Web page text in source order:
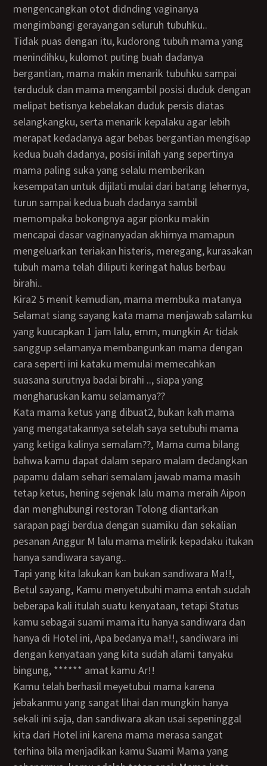
mengencangkan otot didnding vaginanya
mengimbangi gerayangan seluruh tubuhku..
tidak puas dengan itu, kudorong tubuh mama yang
menindihku, kulomot puting buah dadanya
bergantian, mama makin menarik tubuhku sampai
terduduk dan mama mengambil posisi duduk dengan
melipat betisnya kebelakan duduk persis diatas
selangkangku, serta menarik kepalaku agar lebih
merapat kedadanya agar bebas bergantian mengisap
kedua buah dadanya, posisi inilah yang sepertinya
mama paling suka yang selalu memberikan
kesempatan untuk dijilati mulai dari batang lehernya,
turun sampai kedua buah dadanya sambil
memompaka bokongnya agar pionku makin
mencapai dasar vaginanyadan akhirnya mamapun
mengeluarkan teriakan histeris, meregang, kurasakan
tubuh mama telah diliputi keringat halus berbau
birahi..
Kira2 5 menit kemudian, mama membuka matanya
Selamat siang sayang kata mama menjawab salamku
yang kuucapkan 1 jam lalu, emm, mungkin Ar tidak
sanggup selamanya membangunkan mama dengan
cara seperti ini kataku memulai memecahkan
suasana surutnya badai birahi .., siapa yang
mengharuskan kamu selamanya??
kata mama ketus yang dibuat2, bukan kah mama
yang mengatakannya setelah saya setubuhi mama
yang ketiga kalinya semalam??, Mama cuma bilang
bahwa kamu dapat dalam separo malam dedangkan
papamu dalam sehari semalam jawab mama masih
tetap ketus, hening sejenak lalu mama meraih Aipon
dan menghubungi restoran Tolong diantarkan
sarapan pagi berdua dengan suamiku dan sekalian
pesanan Anggur M lalu mama melirik kepadaku itukan
hanya sandiwara sayang..
tapi yang kita lakukan kan bukan sandiwara Ma!!,
Betul sayang, Kamu menyetubuhi mama entah sudah
beberapa kali itulah suatu kenyataan, tetapi Status
kamu sebagai suami mama itu hanya sandiwara dan
hanya di Hotel ini, Apa bedanya ma!!, sandiwara ini
dengan kenyataan yang kita sudah alami tanyaku
bingung, ****** amat kamu Ar!!
Kamu telah berhasil meyetubui mama karena
jebakanmu yang sangat lihai dan mungkin hanya
sekali ini saja, dan sandiwara akan usai sepeninggal
kita dari Hotel ini karena mama merasa sangat
terhina bila menjadikan kamu Suami Mama yang